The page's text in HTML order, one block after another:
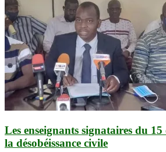
Les enseignants signataires du
la désobéissance civile